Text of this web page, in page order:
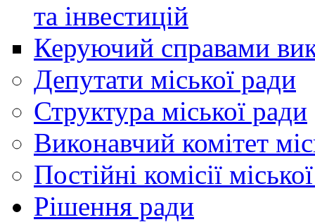
та інвестицій
Керуючий справами
Депутати міської ради
Структура міської ради
Виконавчий комітет
Постійні комісії
Рішення ради